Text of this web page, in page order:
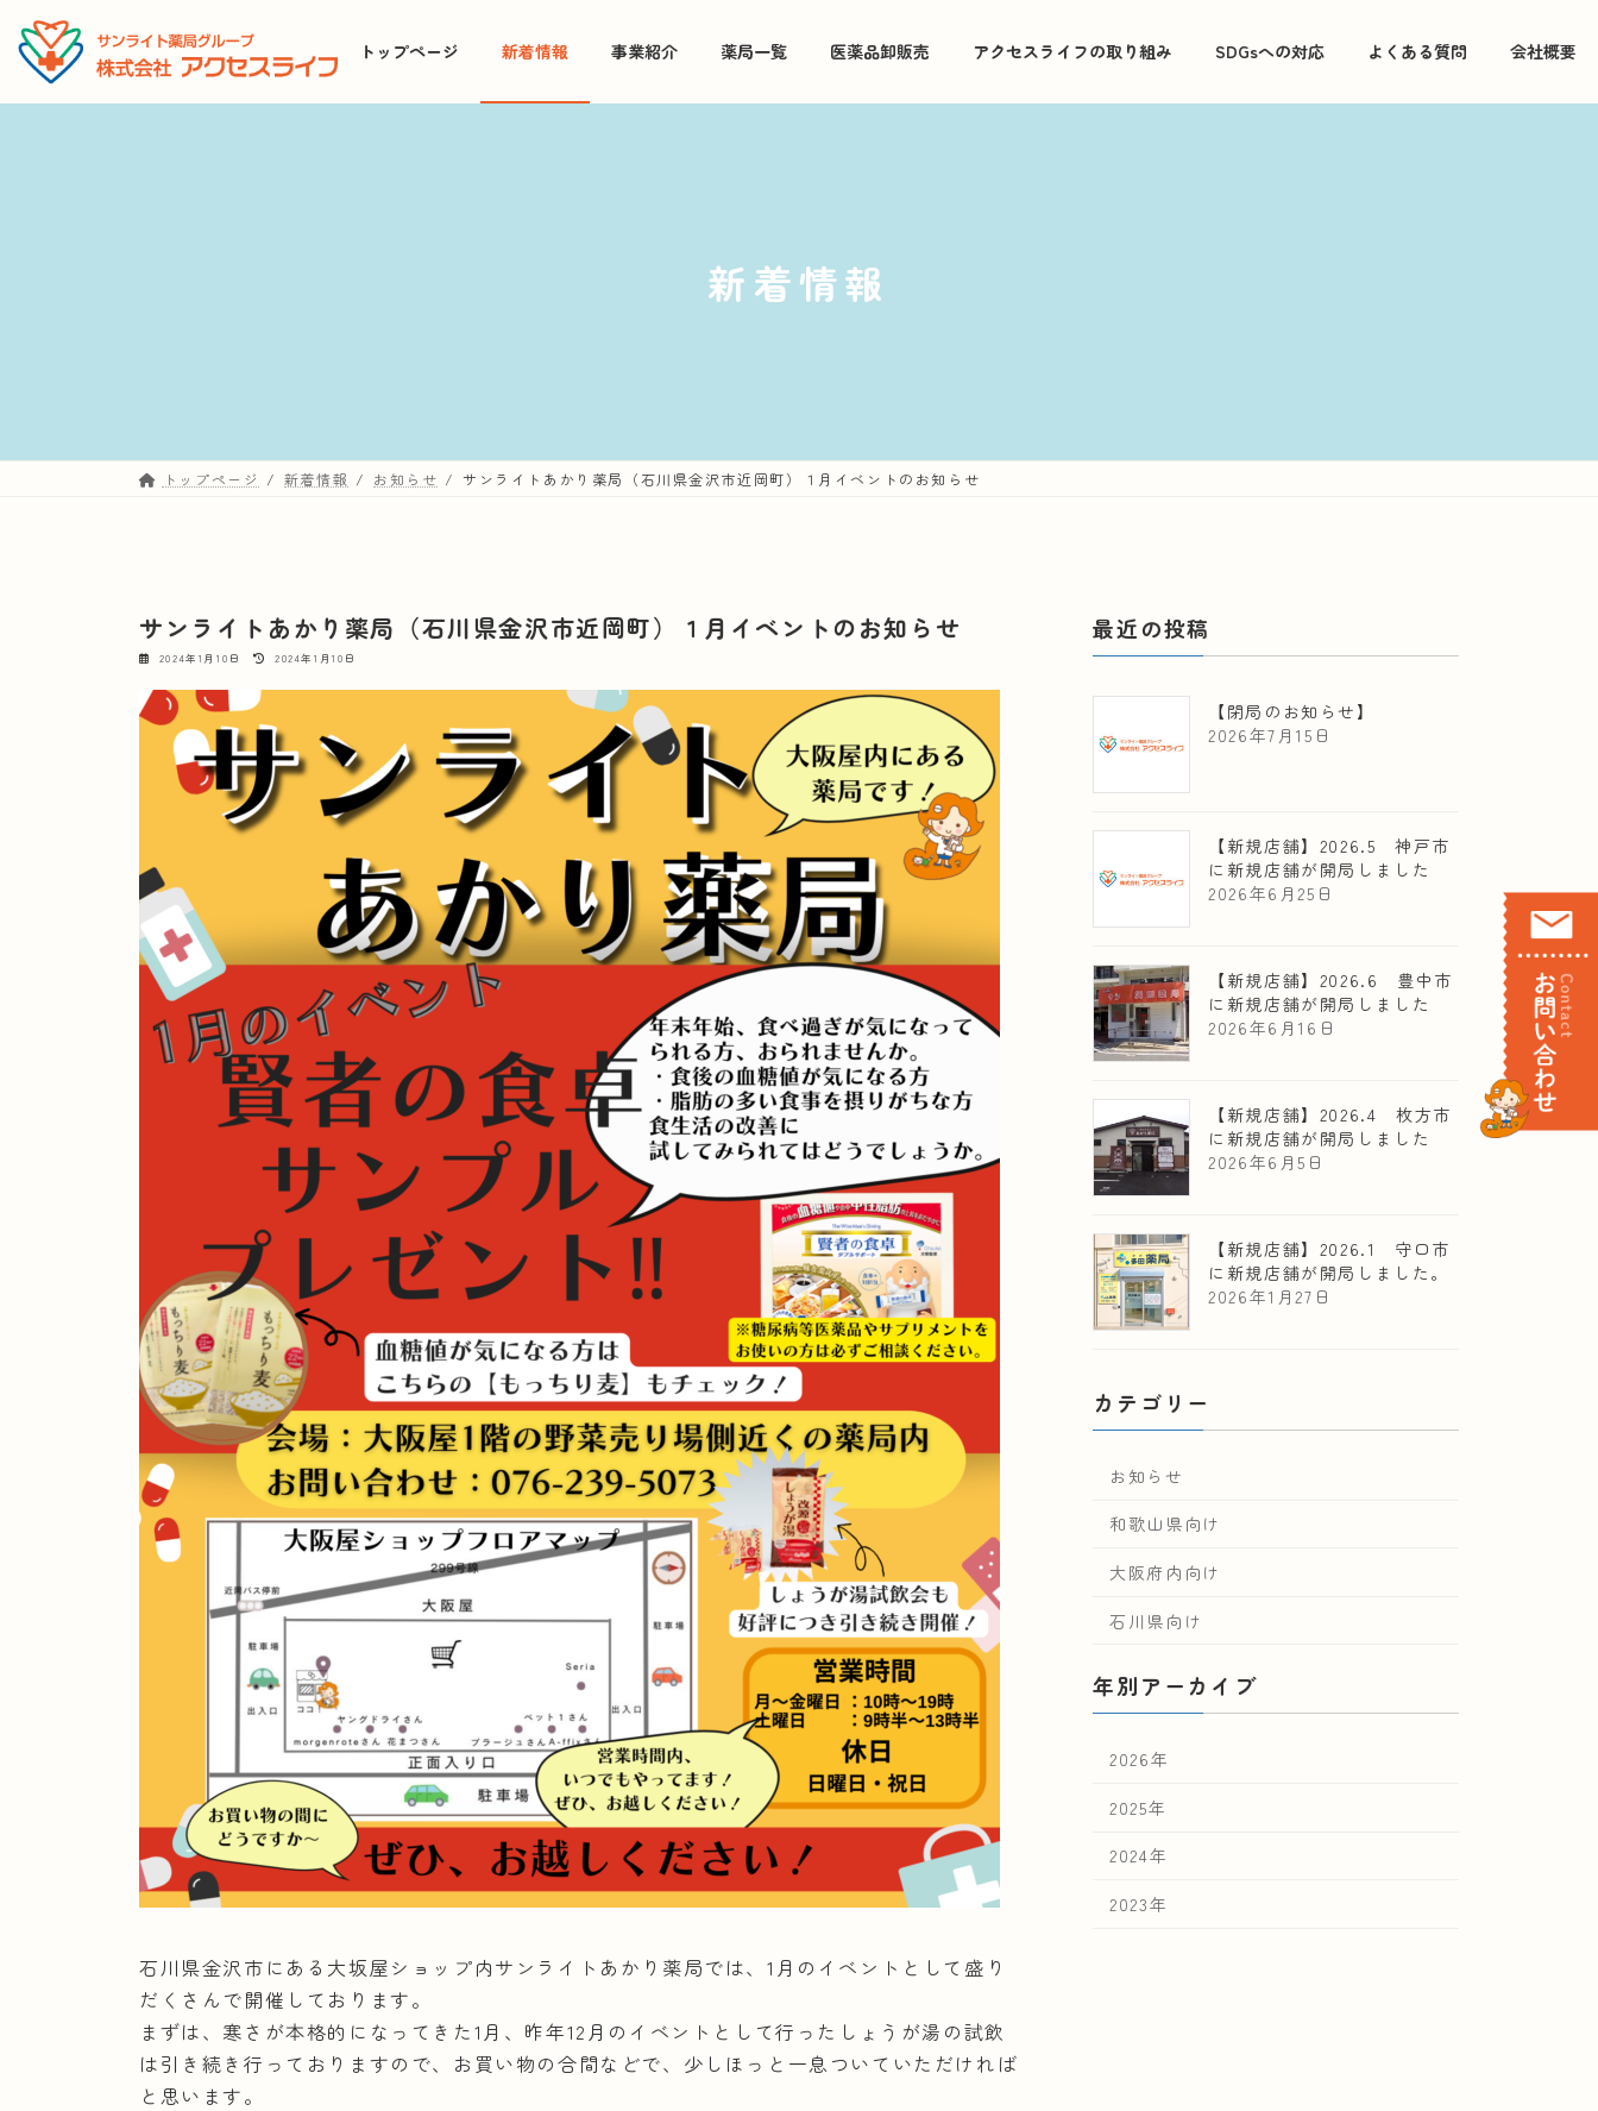
ン
ン
ビ
ー
トップページ 新着情報 事業紹介 薬局一覧 医薬品卸販売 アクセスライフの取り組み SDGsへの対応 よくある質問 会社概要
新着情報
トップページ 新着情報 お知らせ サンライトあかり薬局（石川県金沢市近岡町）１月イベントのお知らせ
サンライトあかり薬局（石川県金沢市近岡町）１月イベントのお知らせ
2024年1月10日
最
更
時
:
2024年1月10日
石川県金沢市にある大坂屋ショップ内サンライトあかり薬局では、1月のイベントとして盛り
だくさんで開催しております。
まずは、寒さが本格的になってきた1月、昨年12月のイベントとして行ったしょうが湯の試飲
は引き続き行っておりますので、お買い物の合間などで、少しほっと一息ついていただければ
と思います。
最近の投稿
【閉局のお知らせ】
2026年7月15日
【新規店舗】2026.5 神戸市
に新規店舗が開局しました
2026年6月25日
【新規店舗】2026.6 豊中市
に新規店舗が開局しました
2026年6月16日
【新規店舗】2026.4 枚方市
に新規店舗が開局しました
2026年6月5日
【新規店舗】2026.1 守口市
に新規店舗が開局しました。
2026年1月27日
カテゴリー
お知らせ
和歌山県向け
大阪府内向け
石川県向け
年別アーカイブ
2026年
2025年
2024年
2023年